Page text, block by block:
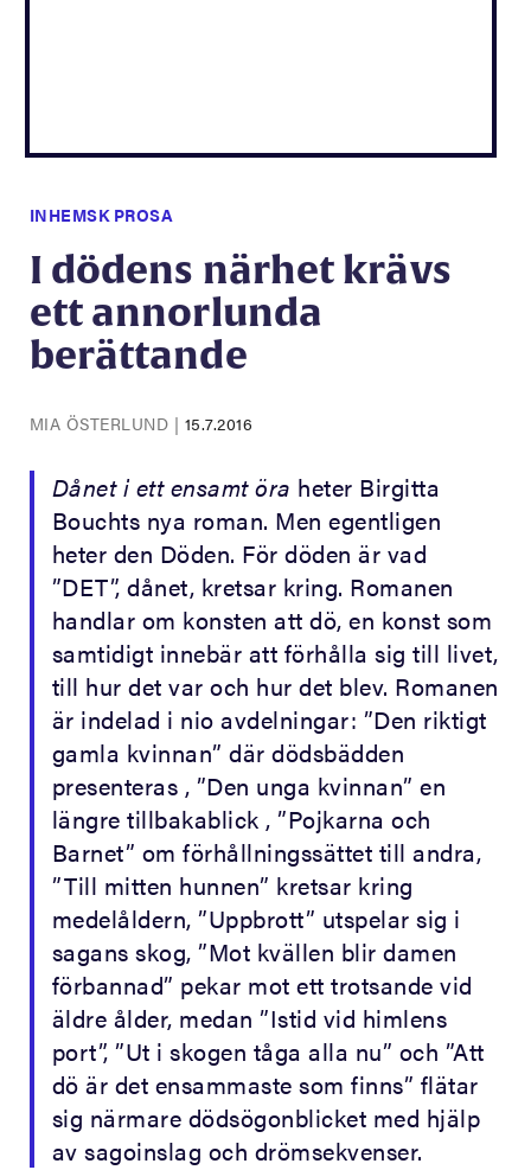
INHEMSK PROSA
I dödens närhet krävs
ett annorlunda
berättande
MIA ÖSTERLUND | 15.7.2016
Dånet i ett ensamt öra heter Birgitta
Bouchts nya roman. Men egentligen
heter den Döden. För döden är vad
”DET”, dånet, kretsar kring. Romanen
handlar om konsten att dö, en konst som
samtidigt innebär att förhålla sig till livet,
till hur det var och hur det blev. Romanen
är indelad i nio avdelningar: ”Den riktigt
gamla kvinnan” där dödsbädden
presenteras , ”Den unga kvinnan” en
längre tillbakablick , ”Pojkarna och
Barnet” om förhållningssättet till andra,
”Till mitten hunnen” kretsar kring
medelåldern, ”Uppbrott” utspelar sig i
sagans skog, ”Mot kvällen blir damen
förbannad” pekar mot ett trotsande vid
äldre ålder, medan ”Istid vid himlens
port”, ”Ut i skogen tåga alla nu” och ”Att
dö är det ensammaste som finns” flätar
sig närmare dödsögonblicket med hjälp
av sagoinslag och drömsekvenser.